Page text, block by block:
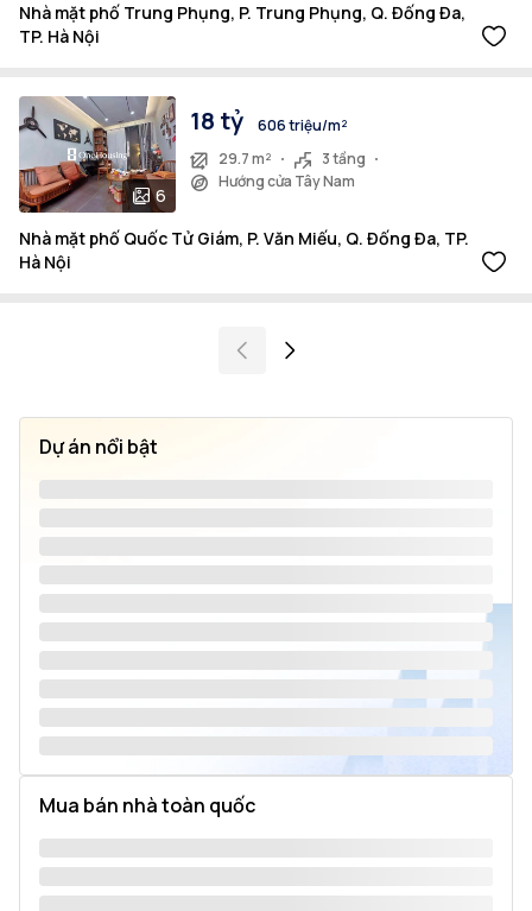
Nhà mặt phố Trung Phụng, P. Trung Phụng, Q. Đống Đa,
TP. Hà Nội
6
18 tỷ
606 triệu/m²
29.7 m²
3 tầng
Hướng cửa Tây Nam
Nhà mặt phố Quốc Tử Giám, P. Văn Miếu, Q. Đống Đa, TP.
Hà Nội
Dự án nổi bật
Mua bán nhà toàn quốc